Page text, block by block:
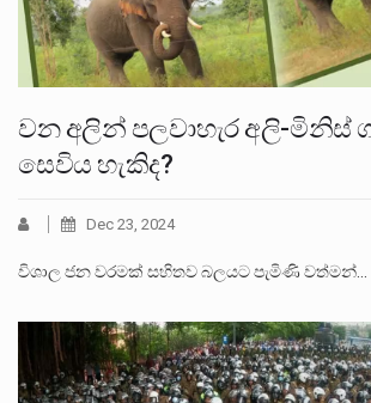
වන අලින් පලවාහැර අලි-මිනිස්
සෙවිය හැකිද?
Dec 23, 2024
විශාල ජන වරමක් සහිතව බලයට පැමිණි වත්මන්…